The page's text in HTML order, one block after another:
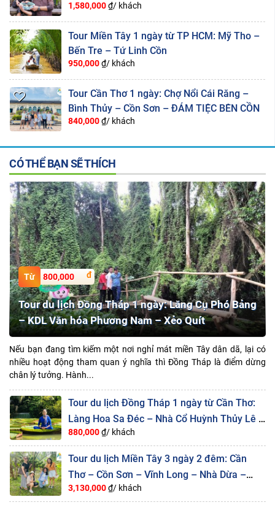
1,580,000₫/ khách
Tour Miền Tây 1 ngày từ TP HCM: Mỹ Tho –
Bến Tre – Tứ Linh Cồn
950,000₫/ khách
Tour Cần Thơ 1 ngày: Chợ Nổi Cái Răng –
Bình Thủy – Cồn Sơn – ĐÁM TIỆC BÊN CỒN
840,000₫/ khách
CÓ THỂ BẠN SẼ THÍCH
800,000
Tour du lịch Đồng Tháp 1 ngày: Lăng Cụ Phó Bảng
– KDL Văn hóa Phương Nam – Xẻo Quít
Nếu bạn đang tìm kiếm một nơi nghỉ mát miền Tây dân dã, lại có
nhiều hoạt động tham quan ý nghĩa thì Đồng Tháp là điểm dừng
chân lý tưởng. Hành...
Tour du lịch Đồng Tháp 1 ngày từ Cần Thơ:
Làng Hoa Sa Đéc – Nhà Cổ Huỳnh Thủy Lê –
Chùa Lá Sen -Xẻo Quýt
880,000₫/ khách
Tour du lịch Miền Tây 3 ngày 2 đêm: Cần
Thơ – Cồn Sơn – Vĩnh Long – Nhà Dừa –
Đồng Tháp – Sa Đéc
3,130,000₫/ khách